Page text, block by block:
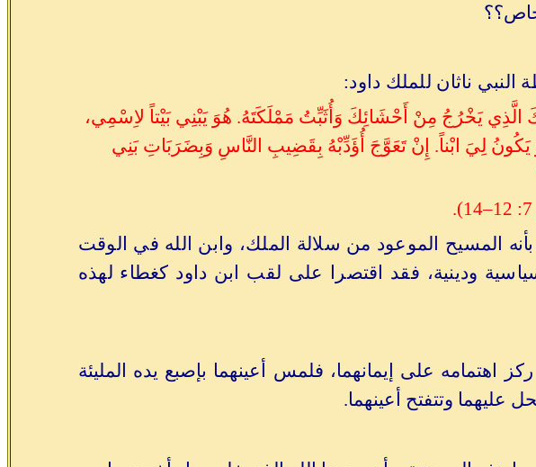
ناثان للملك داود:
يَخْرُجُ مِنْ أَحْشَائِكَ وَأُثَبِّتُ مَمْلَكَتَهُ. هُوَ يَبْنِي بَيْتاً لاِسْمِي،
يَكُونُ لِيَ ابْناً. إِنْ تَعَوَّجَ أُؤَدِّبْهُ بِقَضِيبِ النَّاسِ وَبِضَرَبَاتِ بَنِي
–
14).
المسيح الموعود من سلالة الملك، وابن الله في الوقت
ودينية، فقد اقتصرا على لقب ابن داود كغطاء لهذه
على إيمانهما، فلمس أعينهما بإصبع يده المليئة
عليهما وتتفتح أعينهما.